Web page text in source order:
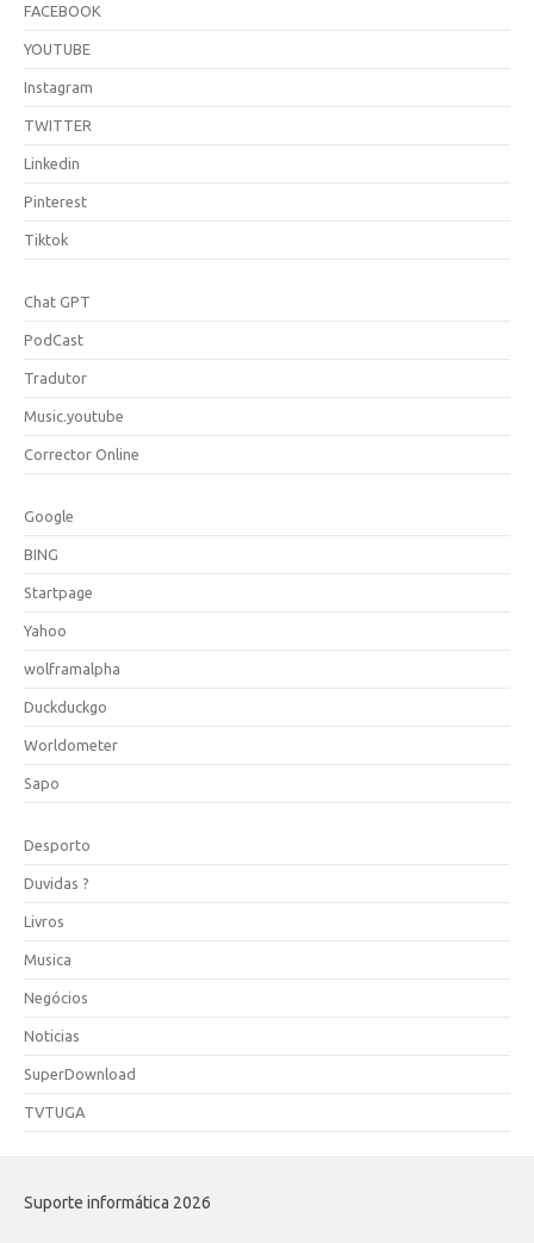
FACEBOOK
YOUTUBE
Instagram
TWITTER
Linkedin
Pinterest
Tiktok
Chat GPT
PodCast
Tradutor
Music.youtube
Corrector Online
Google
BING
Startpage
Yahoo
wolframalpha
Duckduckgo
Worldometer
Sapo
Desporto
Duvidas ?
Livros
Musica
Negócios
Noticias
SuperDownload
TVTUGA
Suporte informática 2026